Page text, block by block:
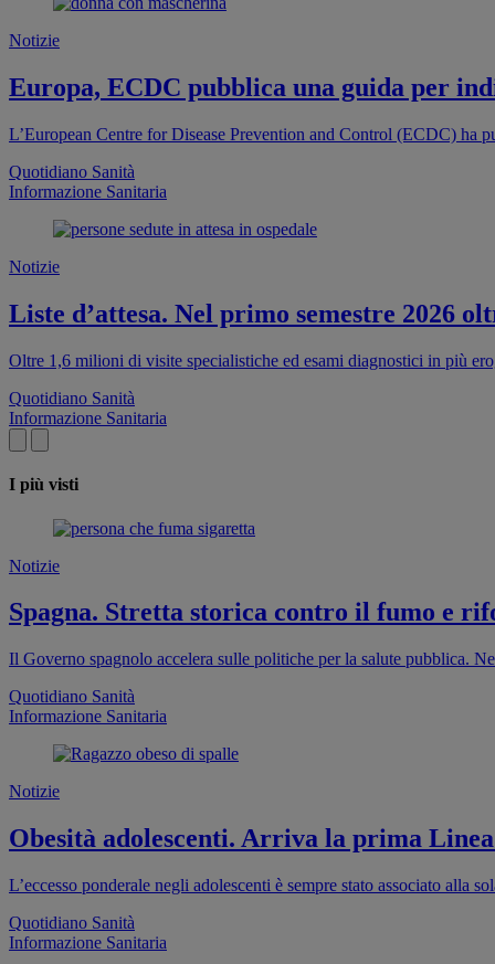
Notizie
Europa, ECDC pubblica una guida per
L’European Centre for Disease Prevention and Control (ECDC)
Quotidiano Sanità
Informazione Sanitaria
Notizie
Liste d’attesa. Nel primo semestre 2026
Oltre 1,6 milioni di visite specialistiche ed esami diagnostici in più
Quotidiano Sanità
Informazione Sanitaria
I più visti
Notizie
Spagna. Stretta storica contro il fumo e
Il Governo spagnolo accelera sulle politiche per la salute pubblica.
Quotidiano Sanità
Informazione Sanitaria
Notizie
Obesità adolescenti. Arriva la prima
L’eccesso ponderale negli adolescenti è sempre stato associato
Quotidiano Sanità
Informazione Sanitaria